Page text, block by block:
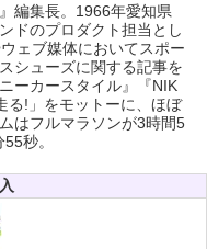
編集長。1966年愛知県
ドのプロダクト担当とし
ェブ媒体においてスポー
シューズに関する記事を
ーカースタイル』『NIK
る!」をモットーに、ほぼ
はフルマラソンが3時間5
秒。